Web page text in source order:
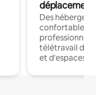
déplacement
Des
confortables
professionnels
télétravail
et d'espaces